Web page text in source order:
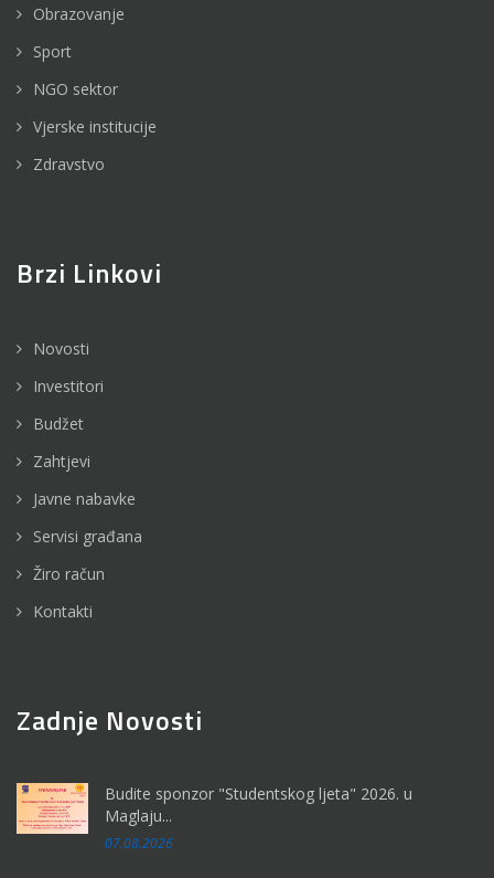
Obrazovanje
Sport
NGO sektor
Vjerske institucije
Zdravstvo
Brzi Linkovi
Novosti
Investitori
Budžet
Zahtjevi
Javne nabavke
Servisi građana
Žiro račun
Kontakti
Zadnje Novosti
Budite sponzor "Studentskog ljeta" 2026. u
Maglaju...
07.08.2026